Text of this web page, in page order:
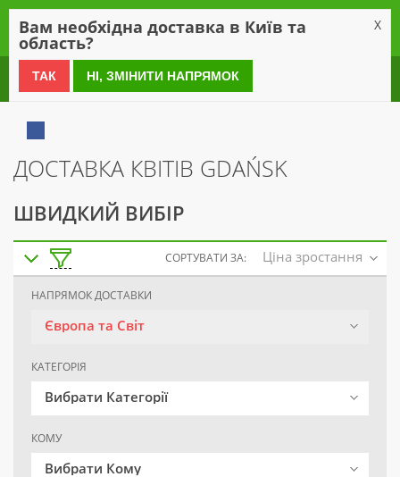
0 800 21 54 55
ДОСТАВКА КВІТІВ GDAŃSK
ШВИДКИЙ ВИБІР
СОРТУВАТИ ЗА: Ціна зростання
НАПРЯМОК ДОСТАВКИ
Європа та Світ
КАТЕГОРІЯ
Вибрати Категорії
КОМУ
Вибрати Кому
Вам необхідна доставка в Київ та
область?
X
ТАК НІ, ЗМІНИТИ НАПРЯМОК